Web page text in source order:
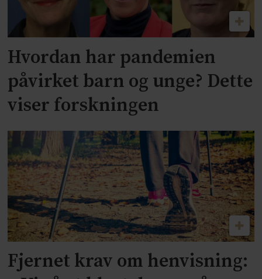
Hvordan har pandemien
påvirket barn og unge? Dette
viser forskningen
Fjernet krav om henvisning: